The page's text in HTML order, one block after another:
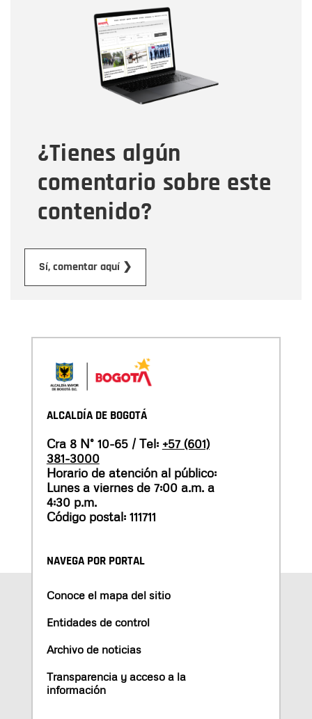
¿Tienes algún
comentario sobre este
contenido?
Sí, comentar aquí ❯
Correo electrónico
Tipo de comentario
Mensaje
ALCALDÍA DE BOGOTÁ
Cra 8 N° 10-65 / Tel: +57 (601)
381-3000
Horario de atención al público:
Lunes a viernes de 7:00 a.m. a
4:30 p.m.
Código postal: 111711
NAVEGA POR PORTAL
Conoce el mapa del sitio
Entidades de control
Archivo de noticias
Transparencia y acceso a la
información